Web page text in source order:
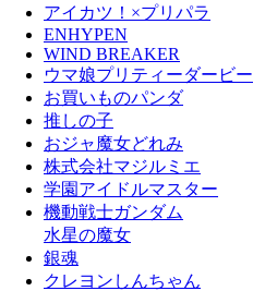
アイカツ！×プリパラ
ENHYPEN
WIND BREAKER
ウマ娘プリティーダービー
お買いものパンダ
推しの子
おジャ魔女どれみ
株式会社マジルミエ
学園アイドルマスター
機動戦士ガンダム
水星の魔女
銀魂
クレヨンしんちゃん